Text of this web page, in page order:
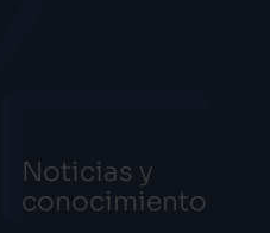
Noticias y
conocimiento